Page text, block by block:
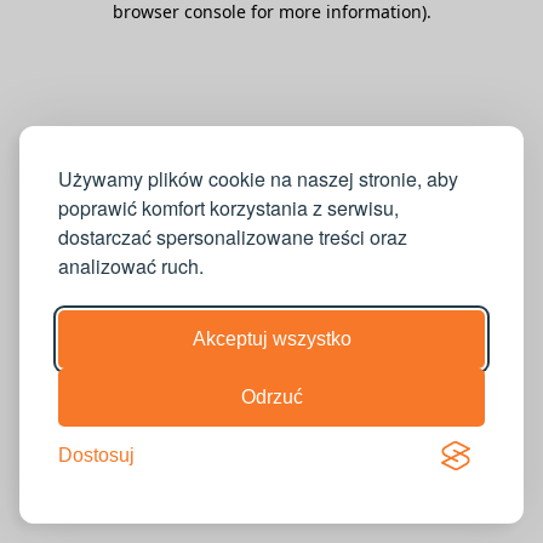
Używamy plików cookie na naszej stronie, aby
poprawić komfort korzystania z serwisu,
dostarczać spersonalizowane treści oraz
analizować ruch.
Akceptuj wszystko
Odrzuć
Dostosuj
browser console for more information).